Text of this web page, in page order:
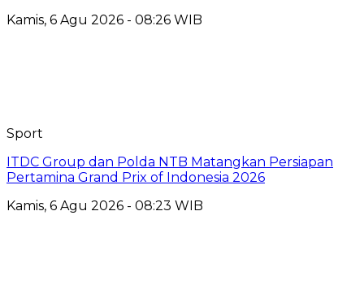
Kamis, 6 Agu 2026 - 08:26 WIB
Sport
ITDC Group dan Polda NTB Matangkan Persiapan
Pertamina Grand Prix of Indonesia 2026
Kamis, 6 Agu 2026 - 08:23 WIB